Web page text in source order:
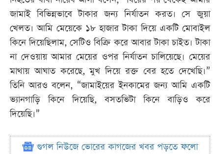
জামাই বিভিন্নভাবে টাকার জন্য নির্যাতন করত। সে জুয়া
খেলত। আমি মেয়েকে ১৮ হাজার টাকা দিয়ে একটি মোবাইল
কিনে দিয়েছিলাম, সেটিও বিক্রি করে আবার টাকা চাইত। টাকা
না দেওয়ায় আমার মেয়ের ওপর নির্যাতন চালিয়েছে। মেয়ের
মাথায় আঘাত করেছে, মুখ দিয়ে রক্ত বের হতে দেখেছি।”
তিনি আরও বলেন, “জামাইয়ের ইনকামের জন্য আমি একটি
ভ্যানগাড়ি কিনে দিয়েছি, বসতভিটা কিনে বাড়িও করে
দিয়েছি।”
গুগল নিউজে ভোরের কাগজের খবর পড়তে ফলো